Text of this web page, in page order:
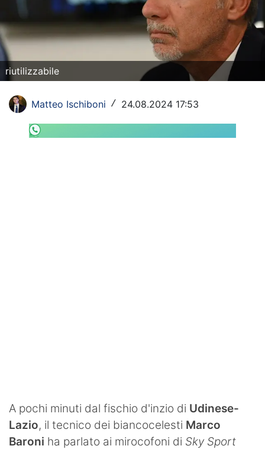
Altri Sport
Formula 1
Tennis
SHOP LAZIO
Contatti
riutilizzabile
Matteo Ischiboni / 24.08.2024 17:53
A pochi minuti dal fischio d'inzio di Udinese-
Lazio, il tecnico dei biancocelesti Marco
Baroni ha parlato ai mirocofoni di Sky Sport